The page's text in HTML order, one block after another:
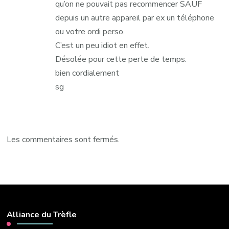
qu’on ne pouvait pas recommencer SAUF
depuis un autre appareil par ex un téléphone
ou votre ordi perso.
C’est un peu idiot en effet.
Désolée pour cette perte de temps.
bien cordialement
sg
Les commentaires sont fermés.
Alliance du Trèfle